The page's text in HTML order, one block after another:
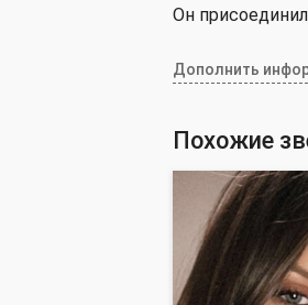
Он
Дополнить
Похожие